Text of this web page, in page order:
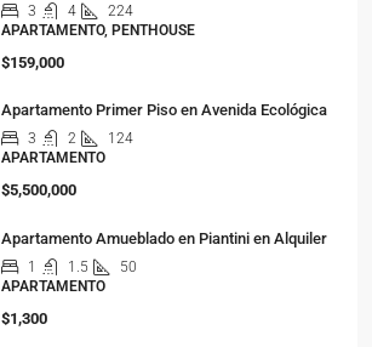
3 4
224
APARTAMENTO, PENTHOUSE
$159,000
Apartamento Primer Piso en Avenida Ecológica
3 2
124
APARTAMENTO
$5,500,000
Apartamento Amueblado en Piantini en Alquiler
1 1.5
50
APARTAMENTO
$1,300